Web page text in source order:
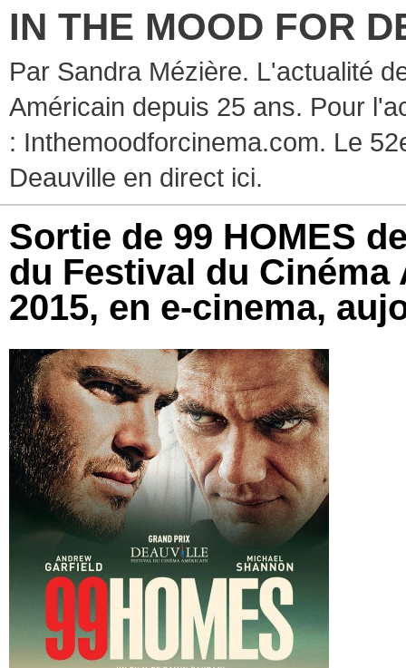
IN THE MOOD FOR
Par Sandra Mézière. L'actualité
Américain depuis 25 ans. Pour
: Inthemoodforcinema.com. Le
Deauville en direct ici.
Sortie de 99 HOMES
du Festival du
2015, en e-cinema,